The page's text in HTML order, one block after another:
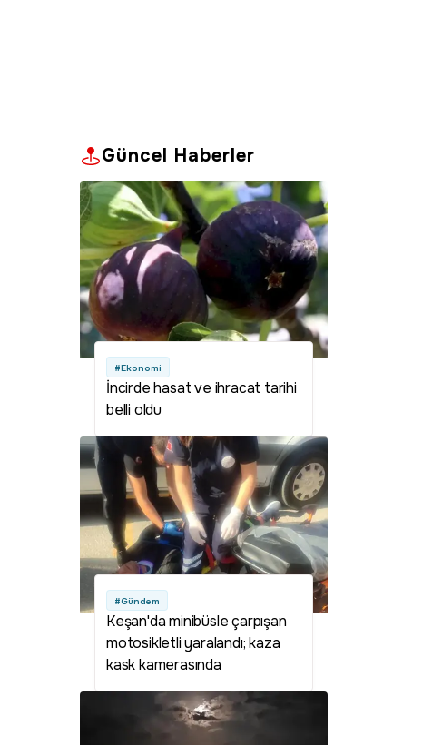
Güncel Haberler
#Ekonomi
İncirde hasat ve ihracat tarihi
belli oldu
#Gündem
Keşan'da minibüsle çarpışan
motosikletli yaralandı; kaza
kask kamerasında